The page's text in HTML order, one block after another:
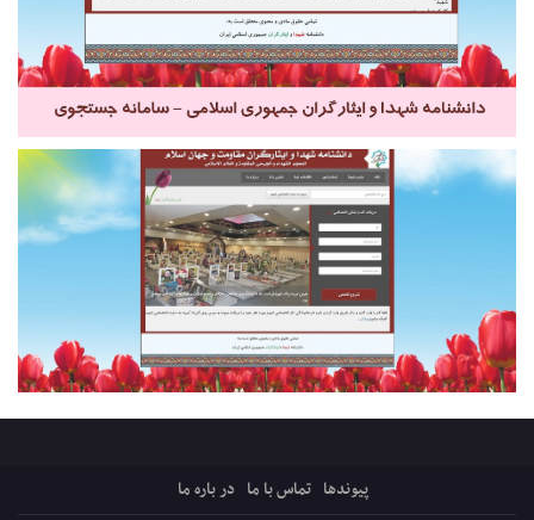
پیوندها تماس با ما در باره ما